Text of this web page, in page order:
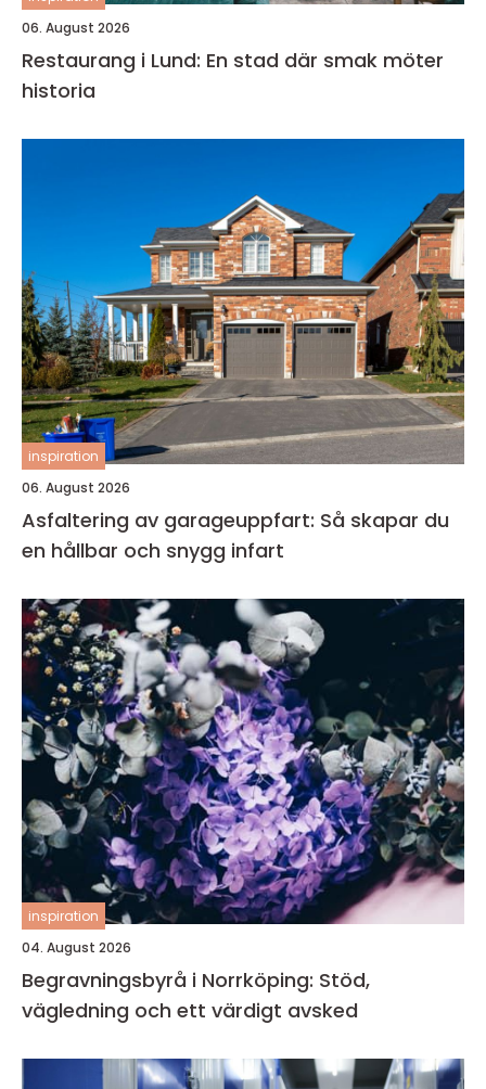
06. August 2026
Restaurang i Lund: En stad där smak möter
historia
inspiration
06. August 2026
Asfaltering av garageuppfart: Så skapar du
en hållbar och snygg infart
inspiration
04. August 2026
Begravningsbyrå i Norrköping: Stöd,
vägledning och ett värdigt avsked